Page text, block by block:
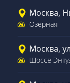
Москва,
Озёрная
Москва,
Шоссе